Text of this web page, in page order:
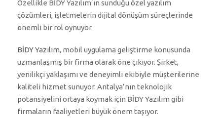
Özellikle BİDY Yazılım’ın sunduğu özel yazılım
çözümleri, işletmelerin dijital dönüşüm süreçlerinde
önemli bir rol oynuyor.
BİDY Yazılım, mobil uygulama geliştirme konusunda
uzmanlaşmış bir firma olarak öne çıkıyor. Şirket,
yenilikçi yaklaşımı ve deneyimli ekibiyle müşterilerine
kaliteli hizmet sunuyor. Antalya’nın teknolojik
potansiyelini ortaya koymak için BİDY Yazılım gibi
firmaların faaliyetleri büyük önem taşıyor.